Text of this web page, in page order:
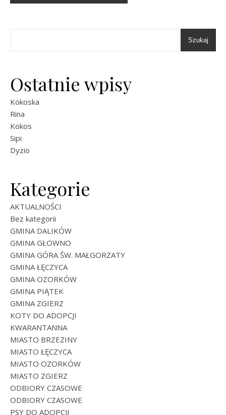
Szukaj
Ostatnie wpisy
Kokoska
Rina
Kokos
Sipi
Dyzio
Kategorie
AKTUALNOŚCI
Bez kategorii
GMINA DALIKÓW
GMINA GŁOWNO
GMINA GÓRA ŚW. MAŁGORZATY
GMINA ŁĘCZYCA
GMINA OZORKÓW
GMINA PIĄTEK
GMINA ZGIERZ
KOTY DO ADOPCJI
KWARANTANNA
MIASTO BRZEZINY
MIASTO ŁĘCZYCA
MIASTO OZORKÓW
MIASTO ZGIERZ
ODBIORY CZASOWE
ODBIORY CZASOWE
PSY DO ADOPCJI